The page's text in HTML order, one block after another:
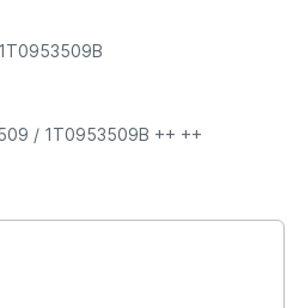
/ 1T0953509B ++ ++